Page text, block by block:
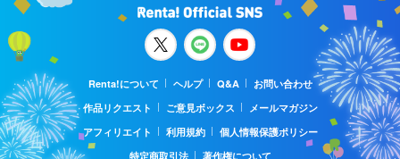
Renta!について ヘルプ Q&A
お問い合わせ
作品リクエスト
ご意見ボックス
メールマガジン
アフィリエイト
利用規約
個人情報保護ポリシー
特定商取引法
著作権について